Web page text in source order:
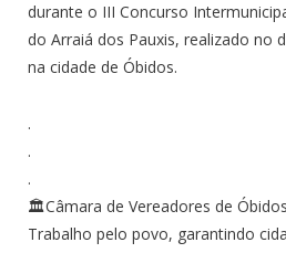
durante o III Concurso
do Arraiá dos Pauxis, realizado no
na cidade de Óbidos.
.
.
.
🏛Câmara de Vereadores de
Trabalho pelo povo, garantindo